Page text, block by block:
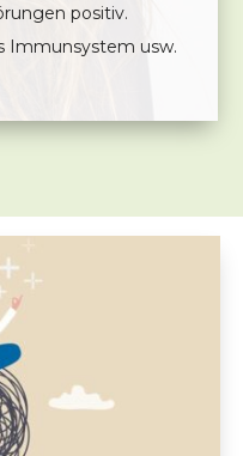
positiv.
Immunsystem usw.